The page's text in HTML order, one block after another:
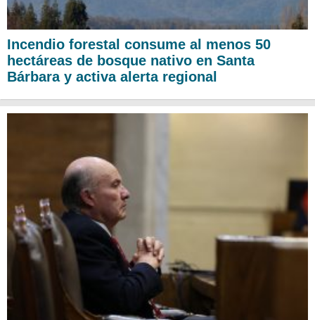
Incendio forestal consume al menos 50
hectáreas de bosque nativo en Santa
Bárbara y activa alerta regional